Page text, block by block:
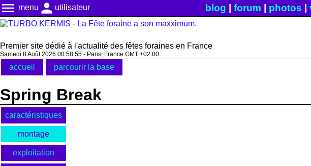
menu menu person utilisateur blog forum photos
Premier site dédié à l'actualité des fêtes foraines en France
Samedi 8 Août 2026 00:58:55 - Paris, France GMT +02:00
accueil parcourir la base
Spring Break
caractéristiques
montage
exploitation